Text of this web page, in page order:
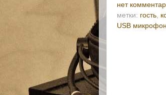
нет
метки: гость
USB микрофон